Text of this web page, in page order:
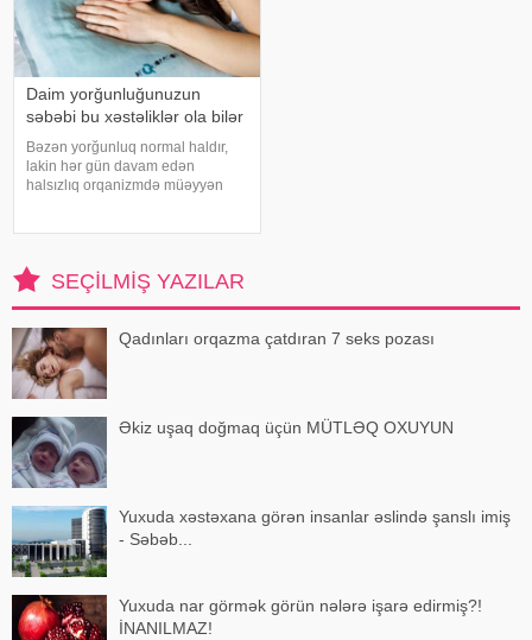
Daim yorğunluğunuzun
səbəbi bu xəstəliklər ola bilər
Bəzən yorğunluq normal haldır,
lakin hər gün davam edən
halsızlıq orqanizmdə müəyyən
xəstəlikləri, şəkərl
SEÇILMIŞ YAZILAR
Qadınları orqazma çatdıran 7 seks pozası
Əkiz uşaq doğmaq üçün MÜTLƏQ OXUYUN
Yuxuda xəstəxana görən insanlar əslində şanslı imiş
- Səbəb...
Yuxuda nar görmək görün nələrə işarə edirmiş?!
İNANILMAZ!